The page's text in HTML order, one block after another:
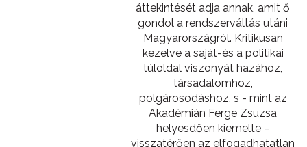
áttekintését adja annak, amit ő
gondol a rendszerváltás utáni
Magyarországról. Kritikusan
kezelve a saját-és a politikai
túloldal viszonyát hazához,
társadalomhoz,
polgárosodáshoz, s - mint az
Akadémián Ferge Zsuzsa
helyesdően kiemelte –
visszatérően az elfogadhatatlan